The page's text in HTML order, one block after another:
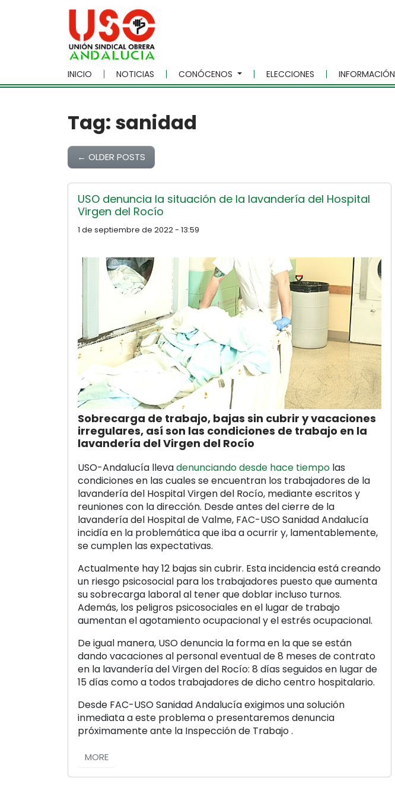
Skip to main content
INICIO NOTICIAS CONÓCENOS ELECCIONES INFORMACIÓN
Tag: sanidad
← OLDER POSTS
USO denuncia la situación de la lavandería del Hospital
Virgen del Rocío
1 de septiembre de 2022 - 13:59
Sobrecarga de trabajo, bajas sin cubrir y vacaciones
irregulares, así son las condiciones de trabajo en la
lavandería del Virgen del Rocío
USO-Andalucía llevadenunciando desde hace tiempo las
condiciones en las cuales se encuentran los trabajadores de la
lavandería del Hospital Virgen del Rocío, mediante escritos y
reuniones con la dirección. Desde antes del cierre de la
lavandería del Hospital de Valme, FAC-USO Sanidad Andalucía
incidía en la problemática que iba a ocurrir y, lamentablemente,
se cumplen las expectativas.
Actualmente hay 12 bajas sin cubrir. Esta incidencia está creando
un riesgo psicosocial para los trabajadores puesto que aumenta
su sobrecarga laboral al tener que doblar incluso turnos.
Además, los peligros psicosociales en el lugar de trabajo
aumentan el agotamiento ocupacional y el estrés ocupacional.
De igual manera, USO denuncia la forma en la que se están
dando vacaciones al personal eventual de 8 meses de contrato
en la lavandería del Virgen del Rocío: 8 días seguidos en lugar de
15 días como a todos trabajadores de dicho centro hospitalario.
Desde FAC-USO Sanidad Andalucía exigimos una solución
inmediata a este problema o presentaremos denuncia
próximamente ante la Inspección de Trabajo .
MORE